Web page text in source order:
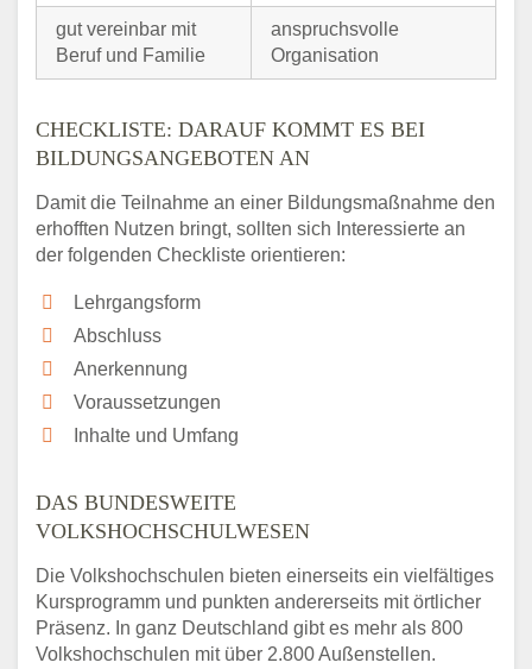
gut vereinbar mit
Beruf und Familie
anspruchsvolle
Organisation
CHECKLISTE: DARAUF KOMMT ES BEI
BILDUNGSANGEBOTEN AN
Damit die Teilnahme an einer Bildungsmaßnahme den
erhofften Nutzen bringt, sollten sich Interessierte an
der folgenden Checkliste orientieren:
Lehrgangsform
Abschluss
Anerkennung
Voraussetzungen
Inhalte und Umfang
DAS BUNDESWEITE
VOLKSHOCHSCHULWESEN
Die Volkshochschulen bieten einerseits ein vielfältiges
Kursprogramm und punkten andererseits mit örtlicher
Präsenz. In ganz Deutschland gibt es mehr als 800
Volkshochschulen mit über 2.800 Außenstellen.